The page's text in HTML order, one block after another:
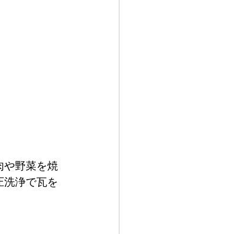
や野菜を焼
洗浄で瓦を